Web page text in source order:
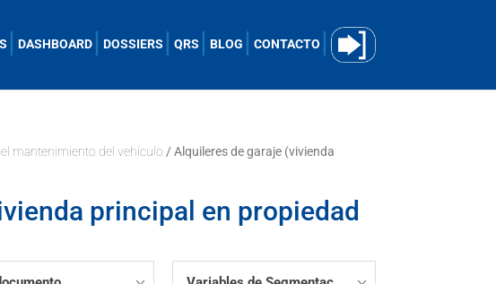
DASHBOARD DOSSIERS QRS BLOG CONTACTO
mantenimiento del vehículo / Alquileres de garaje (vivienda
principal en propiedad